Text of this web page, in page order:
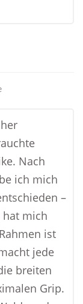
Nach
ich mich
–
hat mich
ist
jede
breiten
Grip.